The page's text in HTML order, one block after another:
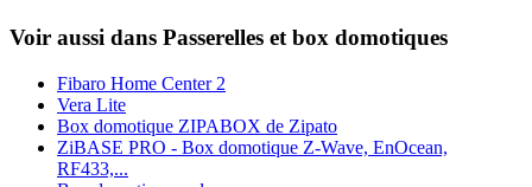
Voir aussi dans Passerelles et box domotiques
Fibaro Home Center 2
Vera Lite
Box domotique ZIPABOX de Zipato
ZiBASE PRO - Box domotique Z-Wave, EnOcean,
RF433,...